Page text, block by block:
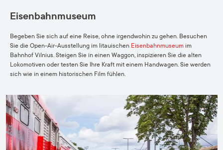
Eisenbahnmuseum
Begeben Sie sich auf eine Reise, ohne irgendwohin zu gehen. Besuchen
Sie die Open-Air-Ausstellung im litauischen Eisenbahnmuseum im
Bahnhof Vilnius. Steigen Sie in einen Waggon, inspizieren Sie die alten
Lokomotiven oder testen Sie Ihre Kraft mit einem Handwagen. Sie werden
sich wie in einem historischen Film fühlen.